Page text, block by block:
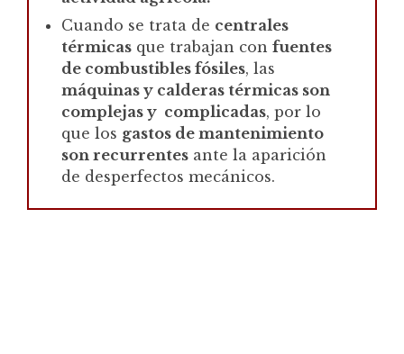
Cuando se trata de centrales
térmicas que trabajan con fuentes
de combustibles fósiles, las
máquinas y calderas térmicas son
complejas y complicadas, por lo
que los gastos de mantenimiento
son recurrentes ante la aparición
de desperfectos mecánicos.